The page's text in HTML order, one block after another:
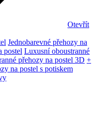
Otevřít
Jednobarevné přehozy na
postel Luxusní oboustranné
přehozy na postel 3D +
na postel s potiskem